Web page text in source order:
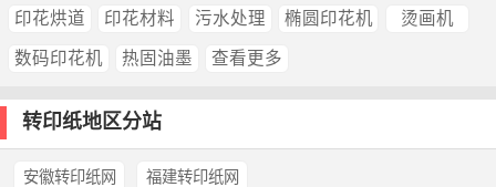
印花烘道 印花材料 污水处理 椭圆印花机 烫画机
数码印花机 热固油墨 查看更多
转印纸地区分站
安徽转印纸网 福建转印纸网